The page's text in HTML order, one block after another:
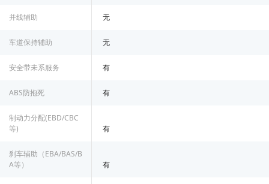
并线辅助 无
车道保持辅助 无
安全带未系服务 有
ABS防抱死 有
制动力分配(EBD/CBC
等)
有
刹车辅助（EBA/BAS/B
A等）
有